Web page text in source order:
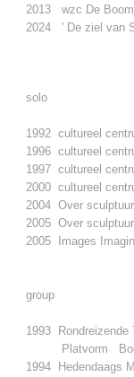
2013 wzc De
2024
' De ziel
solo
1992 cultureel
1996 cultureel
1997 cultureel
2000 cultureel
2004 Over
2005 Over
2005 Images
group
1993 Rondreizende
Platvorm
1994 Hedendaags